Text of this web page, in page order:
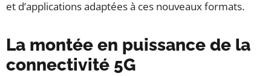
et d’applications adaptées à ces nouveaux formats.
La montée en puissance de la
connectivité 5G